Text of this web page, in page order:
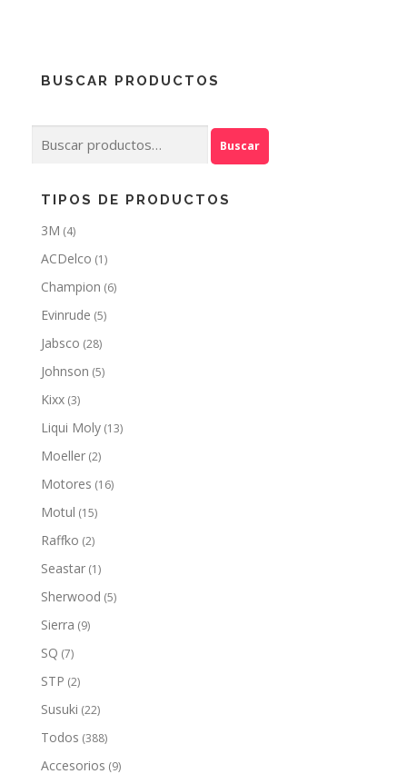
BUSCAR PRODUCTOS
por:
Buscar
TIPOS DE PRODUCTOS
3M (4)
ACDelco (1)
Champion (6)
Evinrude (5)
Jabsco (28)
Johnson (5)
Kixx (3)
Liqui Moly (13)
Moeller (2)
Motores (16)
Motul (15)
Raffko (2)
Seastar (1)
Sherwood (5)
Sierra (9)
SQ (7)
STP (2)
Susuki (22)
Todos (388)
Accesorios (9)